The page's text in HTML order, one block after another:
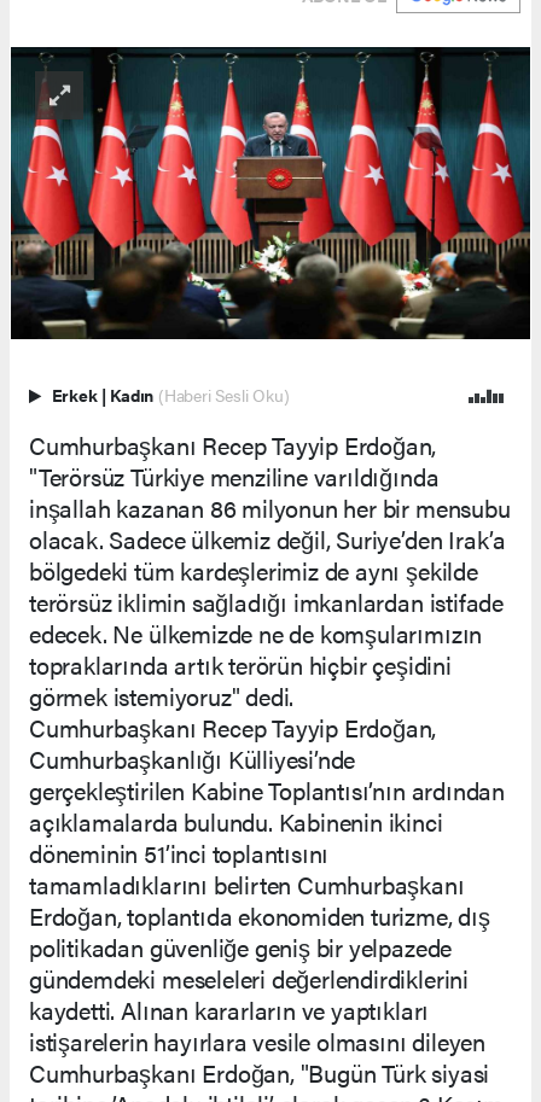
Erkek | Kadın (Haberi Sesli Oku)
Cumhurbaşkanı Recep Tayyip Erdoğan,
"Terörsüz Türkiye menziline varıldığında
inşallah kazanan 86 milyonun her bir mensubu
olacak. Sadece ülkemiz değil, Suriye’den Irak’a
bölgedeki tüm kardeşlerimiz de aynı şekilde
terörsüz iklimin sağladığı imkanlardan istifade
edecek. Ne ülkemizde ne de komşularımızın
topraklarında artık terörün hiçbir çeşidini
görmek istemiyoruz" dedi.
Cumhurbaşkanı Recep Tayyip Erdoğan,
Cumhurbaşkanlığı Külliyesi’nde
gerçekleştirilen Kabine Toplantısı’nın ardından
açıklamalarda bulundu. Kabinenin ikinci
döneminin 51’inci toplantısını
tamamladıklarını belirten Cumhurbaşkanı
Erdoğan, toplantıda ekonomiden turizme, dış
politikadan güvenliğe geniş bir yelpazede
gündemdeki meseleleri değerlendirdiklerini
kaydetti. Alınan kararların ve yaptıkları
istişarelerin hayırlara vesile olmasını dileyen
Cumhurbaşkanı Erdoğan, "Bugün Türk siyasi